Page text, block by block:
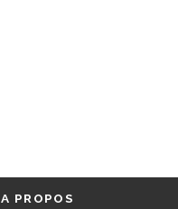
A PROPOS